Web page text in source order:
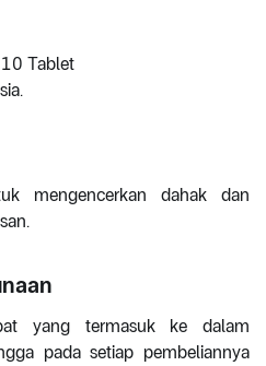
10 Tablet
mengencerkan dahak dan
yang termasuk ke dalam
pada setiap pembeliannya